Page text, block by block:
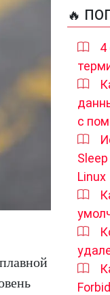
🔥
4
с
Linux